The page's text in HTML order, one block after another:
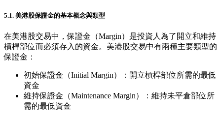
5.1. 美港股保證金的基本概念與類型
在美港股交易中，保證金（Margin）是投資人為了開立和維持
槓桿部位而必須存入的資金。美港股交易中有兩種主要類型的
保證金：
初始保證金（Initial Margin）：開立槓桿部位所需的最低
資金
維持保證金（Maintenance Margin）：維持未平倉部位所
需的最低資金